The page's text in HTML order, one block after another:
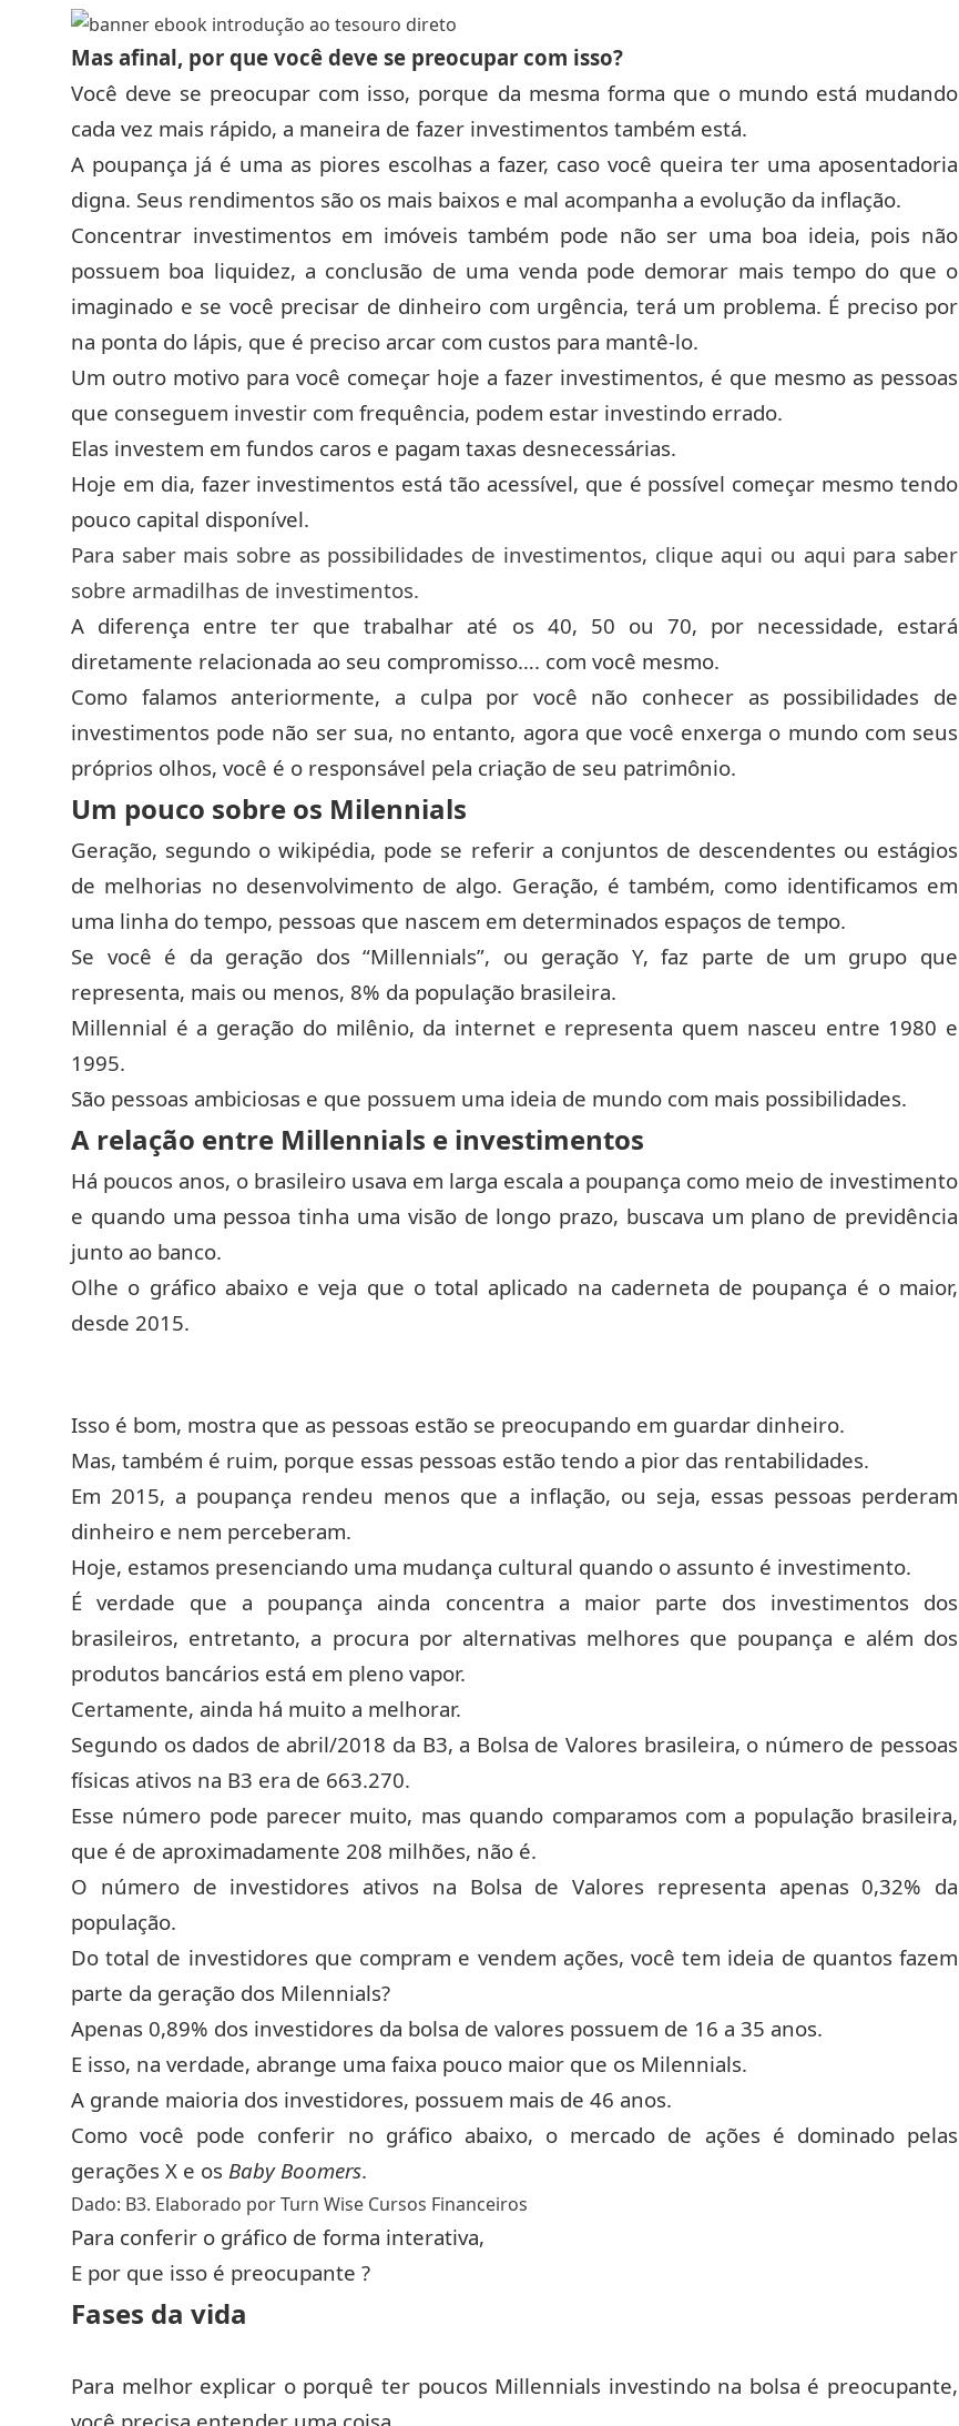
Mas afinal, por que você deve se preocupar com isso?
Você deve se preocupar com isso, porque da mesma forma que o mundo está mudando
cada vez mais rápido, a maneira de fazer investimentos também está.
A poupança já é uma as piores escolhas a fazer, caso você queira ter uma aposentadoria
digna. Seus rendimentos são os mais baixos e mal acompanha a evolução da inflação.
Concentrar investimentos em imóveis também pode não ser uma boa ideia, pois não
possuem boa liquidez, a conclusão de uma venda pode demorar mais tempo do que o
imaginado e se você precisar de dinheiro com urgência, terá um problema. É preciso por
na ponta do lápis, que é preciso arcar com custos para mantê-lo.
Um outro motivo para você começar hoje a fazer investimentos, é que mesmo as pessoas
que conseguem investir com frequência, podem estar investindo errado.
Elas investem em fundos caros e pagam taxas desnecessárias.
Hoje em dia, fazer investimentos está tão acessível, que é possível começar mesmo tendo
pouco capital disponível.
Para saber mais sobre as possibilidades de investimentos, clique aqui ou aqui para saber
sobre armadilhas de investimentos.
A diferença entre ter que trabalhar até os 40, 50 ou 70, por necessidade, estará
diretamente relacionada ao seu compromisso…. com você mesmo.
Como falamos anteriormente, a culpa por você não conhecer as possibilidades de
investimentos pode não ser sua, no entanto, agora que você enxerga o mundo com seus
próprios olhos, você é o responsável pela criação de seu patrimônio.
Um pouco sobre os Milennials
Geração, segundo o wikipédia, pode se referir a conjuntos de descendentes ou estágios
de melhorias no desenvolvimento de algo. Geração, é também, como identificamos em
uma linha do tempo, pessoas que nascem em determinados espaços de tempo.
Se você é da geração dos “Millennials”, ou geração Y, faz parte de um grupo que
representa, mais ou menos, 8% da população brasileira.
Millennial é a geração do milênio, da internet e representa quem nasceu entre 1980 e
1995.
São pessoas ambiciosas e que possuem uma ideia de mundo com mais possibilidades.
A relação entre Millennials e investimentos
Há poucos anos, o brasileiro usava em larga escala a poupança como meio de investimento
e quando uma pessoa tinha uma visão de longo prazo, buscava um plano de previdência
junto ao banco.
Olhe o gráfico abaixo e veja que o total aplicado na caderneta de poupança é o maior,
desde 2015.
Isso é bom, mostra que as pessoas estão se preocupando em guardar dinheiro.
Mas, também é ruim, porque essas pessoas estão tendo a pior das rentabilidades.
Em 2015, a poupança rendeu menos que a inflação, ou seja, essas pessoas perderam
dinheiro e nem perceberam.
Hoje, estamos presenciando uma mudança cultural quando o assunto é investimento.
É verdade que a poupança ainda concentra a maior parte dos investimentos dos
brasileiros, entretanto, a procura por alternativas melhores que poupança e além dos
produtos bancários está em pleno vapor.
Certamente, ainda há muito a melhorar.
Segundo os dados de abril/2018 da B3, a Bolsa de Valores brasileira, o número de pessoas
físicas ativos na B3 era de 663.270.
Esse número pode parecer muito, mas quando comparamos com a população brasileira,
que é de aproximadamente 208 milhões, não é.
O número de investidores ativos na Bolsa de Valores representa apenas 0,32% da
população.
Do total de investidores que compram e vendem ações, você tem ideia de quantos fazem
parte da geração dos Milennials?
Apenas 0,89% dos investidores da bolsa de valores possuem de 16 a 35 anos.
E isso, na verdade, abrange uma faixa pouco maior que os Milennials.
A grande maioria dos investidores, possuem mais de 46 anos.
Como você pode conferir no gráfico abaixo, o mercado de ações é dominado pelas
gerações X e os Baby Boomers.
Dado: B3. Elaborado por Turn Wise Cursos Financeiros
Para conferir o gráfico de forma interativa,
E por que isso é preocupante ?
Fases da vida
Para melhor explicar o porquê ter poucos Millennials investindo na bolsa é preocupante,